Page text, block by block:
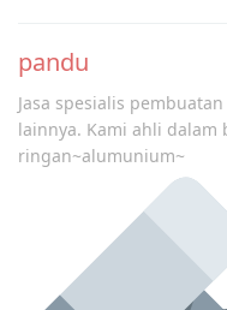
pandu
Jasa spesialis
lainnya. Kami ahli dalam
ringan~alumunium~